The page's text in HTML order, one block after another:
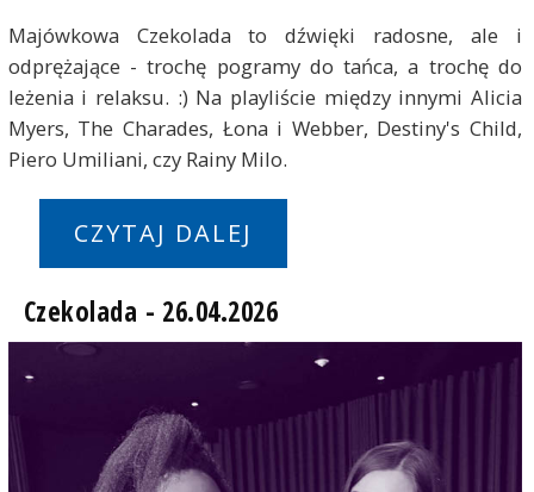
Majówkowa Czekolada to dźwięki radosne, ale i
odprężające - trochę pogramy do tańca, a trochę do
leżenia i relaksu. :) Na playliście między innymi Alicia
Myers, The Charades, Łona i Webber, Destiny's Child,
Piero Umiliani, czy Rainy Milo.
CZYTAJ DALEJ
Czekolada - 26.04.2026